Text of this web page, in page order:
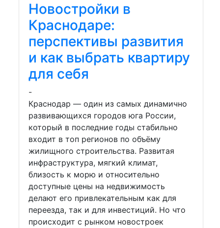
Новостройки в
Краснодаре:
перспективы развития
и как выбрать квартиру
для себя
-
Краснодар — один из самых динамично
развивающихся городов юга России,
который в последние годы стабильно
входит в топ регионов по объёму
жилищного строительства. Развитая
инфраструктура, мягкий климат,
близость к морю и относительно
доступные цены на недвижимость
делают его привлекательным как для
переезда, так и для инвестиций. Но что
происходит с рынком новостроек